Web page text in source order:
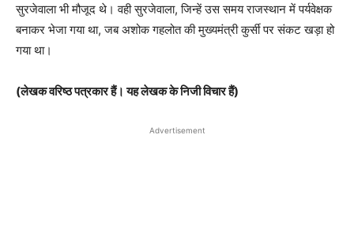
सुरजेवाला भी मौजूद थे। वही सुरजेवाला, जिन्हें उस समय राजस्थान में पर्यवेक्षक
बनाकर भेजा गया था, जब अशोक गहलोत की मुख्यमंत्री कुर्सी पर संकट खड़ा हो
गया था।
(लेखक वरिष्ठ पत्रकार हैं। यह लेखक के निजी विचार हैं)
Advertisement